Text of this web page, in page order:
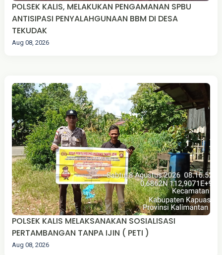
POLSEK KALIS, MELAKUKAN PENGAMANAN SPBU
ANTISIPASI PENYALAHGUNAAN BBM DI DESA
TEKUDAK
Aug 08, 2026
POLSEK KALIS MELAKSANAKAN SOSIALISASI
PERTAMBANGAN TANPA IJIN ( PETI )
Aug 08, 2026